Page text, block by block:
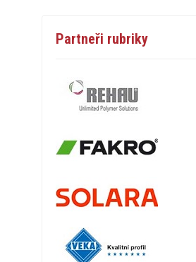
Partneři rubriky